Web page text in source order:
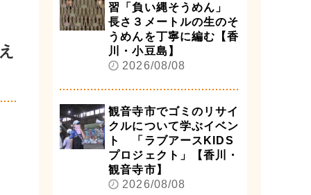
習「負い縄そうめん」
長さ３メートルの生のそ
うめんを丁寧に編む【香
川・小豆島】
2026/08/08
観音寺市でゴミのリサイ
クルについて学ぶイベン
ト 「ラブアースKIDS
プロジェクト」【香川・
観音寺市】
2026/08/08